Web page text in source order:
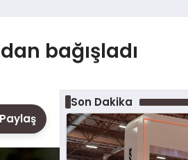
bağışladı
Paylaş
Son Dakika